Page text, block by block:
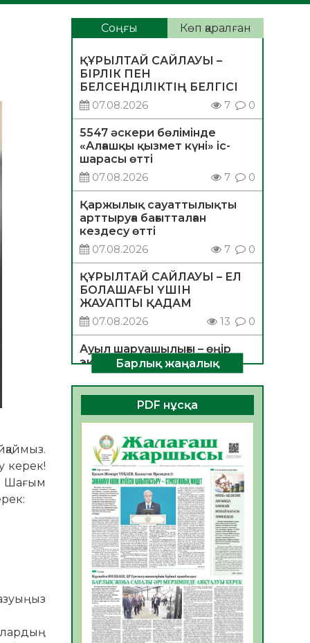
керек!
Шағым
Соңғы Көп қаралған
ҚҰРЫЛТАЙ САЙЛАУЫ –
БІРЛІК ПЕН
БЕЛСЕНДІЛІКТІҢ БЕЛГІСІ
07.08.2026
7 0
5547 әскери бөлімінде
«Алғашқы қызмет күні» іс-
шарасы өтті
07.08.2026
7 0
Қаржылық сауаттылықты
арттыруға бағытталған
кездесу өтті
07.08.2026
7 0
ҚҰРЫЛТАЙ САЙЛАУЫ – ЕЛ
БОЛАШАҒЫ ҮШІН
ЖАУАПТЫ ҚАДАМ
07.08.2026
13 0
Ауыл шаруашылығы – өңір
экономикасының негізгі
тірегі
06.08.2026
26 0
ҚОҒАМДЫҚ БЕЛСЕНДІЛІК –
ЕЛ ДАМУЫНЫҢ НЕГІЗІ
06.08.2026
24
ҚҰРЫЛТАЙ САЙЛАУЫ –
БОЛАШАҚҚА БАСТАР
ЖАУАПТЫ ТАҢДАУ
06.08.2026
27
Инфекциялық ауруларға
қарсы иммундау
жұмыстарының тиімділігі
06.08.2026
28
Көкжөтел ауруы туралы
Барлық жаңалық
PDF нұсқа